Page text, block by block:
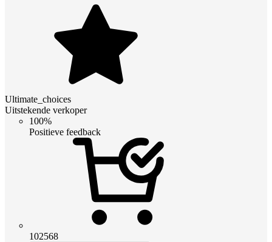
Ultimate_choices
Uitstekende verkoper
100%
Positieve feedback
102568